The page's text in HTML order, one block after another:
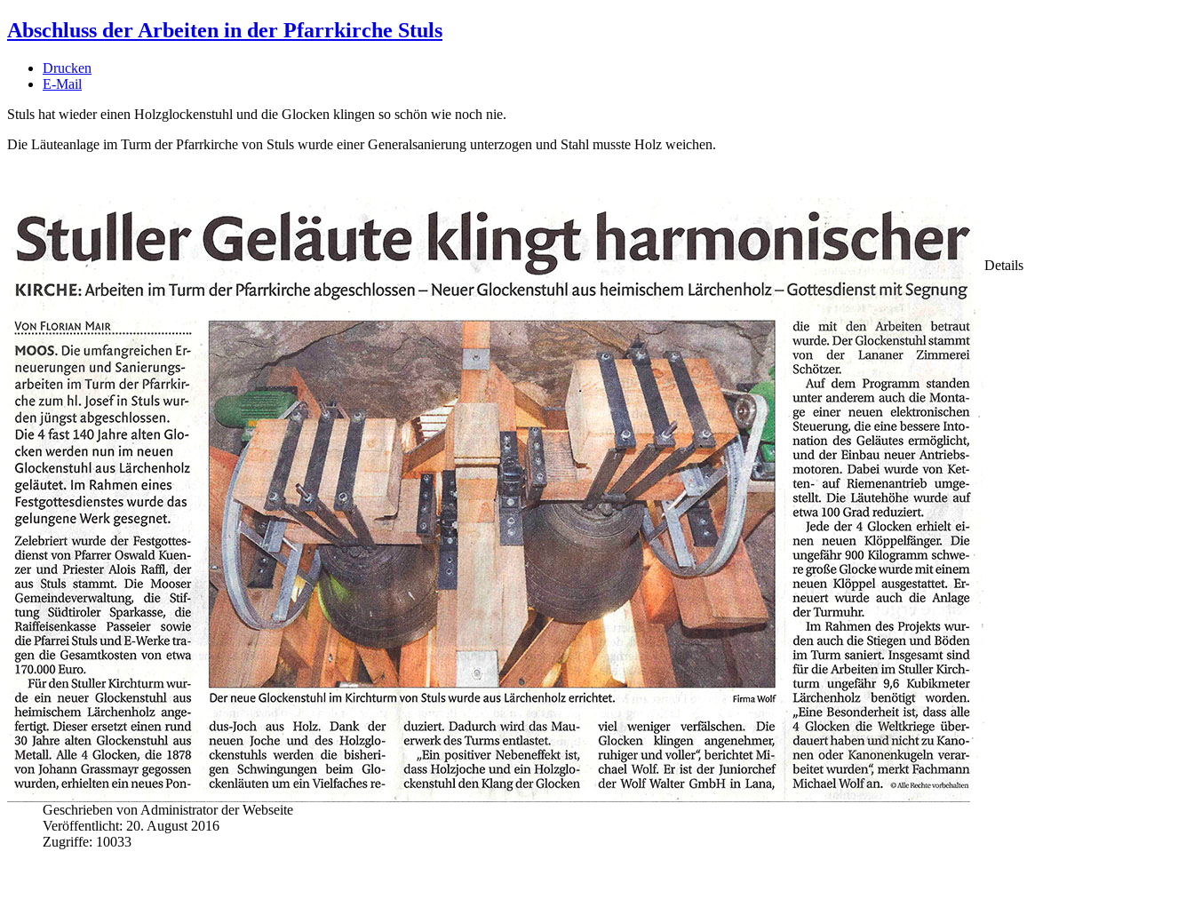
Abschluss der Arbeiten in der Pfarrkirche Stuls
Drucken
E-Mail
Stuls hat wieder einen Holzglockenstuhl und die Glocken klingen so schön wie noch nie.
Die Läuteanlage im Turm der Pfarrkirche von Stuls wurde einer Generalsanierung unterzogen und Stahl musste Holz weichen.
Details
Geschrieben von Administrator der Webseite
Veröffentlicht: 20. August 2016
Zugriffe: 10033